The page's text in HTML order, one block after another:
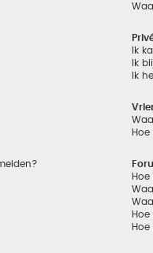
Ik
Ik
Ik